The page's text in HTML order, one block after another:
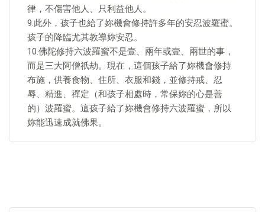
律，不傷害他人、只利益他人。
9.此外，孩子也給了妳機會修持許多年的安忍波羅蜜。
孩子的降臨尤其教導妳安忍。
10.佛陀修持六波羅蜜不是壹、兩年或壹、兩世的事，
而是三大阿僧祇劫。現在，這個孩子給了妳機會修持
布施，供養食物、住所、衣服和錢，並修持戒、忍
辱、精進、禪定（和孩子相處時，常保妳的心是善
的）波羅蜜。這孩子給了妳機會修持六波羅蜜，所以
妳能迅速成就佛果。